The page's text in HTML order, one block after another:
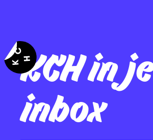
KCH in je
inbox